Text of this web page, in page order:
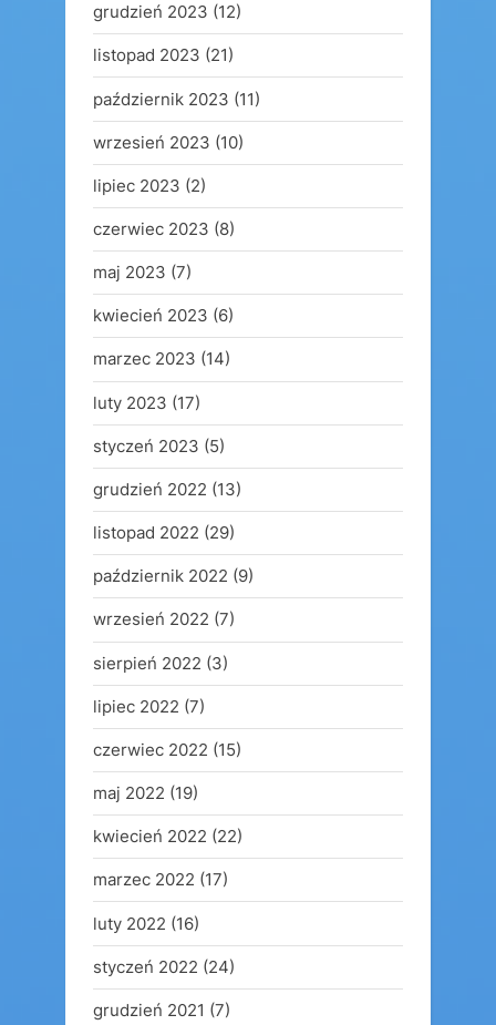
grudzień 2023 (12)
listopad 2023 (21)
październik 2023 (11)
wrzesień 2023 (10)
lipiec 2023 (2)
czerwiec 2023 (8)
maj 2023 (7)
kwiecień 2023 (6)
marzec 2023 (14)
luty 2023 (17)
styczeń 2023 (5)
grudzień 2022 (13)
listopad 2022 (29)
październik 2022 (9)
wrzesień 2022 (7)
sierpień 2022 (3)
lipiec 2022 (7)
czerwiec 2022 (15)
maj 2022 (19)
kwiecień 2022 (22)
marzec 2022 (17)
luty 2022 (16)
styczeń 2022 (24)
grudzień 2021 (7)